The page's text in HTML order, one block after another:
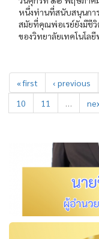
หนึ่งท่านที่สนับสนุนกา
สมัยที่คุณพ่อเรย์ยังมีชีวิ
ของวิทยาลัยเทคโนโล
« first ‹ previous
10
11 …